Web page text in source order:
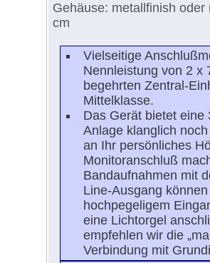
Gehäuse: metallfinish
cm
Vielseitige
Nennleistung von 2 x
begehrten Zentral-
Mittelklasse.
Das Gerät bietet
Anlage klanglich
an Ihr persönliches
Monitoranschluß
Bandaufnahmen mit
Line-Ausgang
hochpegeligem
eine Lichtorgel
empfehlen wir die
Verbindung mit